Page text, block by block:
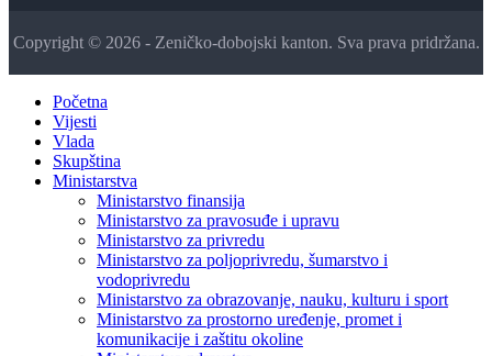
Copyright © 2026 - Zeničko-dobojski kanton. Sva prava pridržana.
Početna
Vijesti
Vlada
Skupština
Ministarstva
Ministarstvo finansija
Ministarstvo za pravosuđe i upravu
Ministarstvo za privredu
Ministarstvo za poljoprivredu, šumarstvo i
vodoprivredu
Ministarstvo za obrazovanje, nauku, kulturu i sport
Ministarstvo za prostorno uređenje, promet i
komunikacije i zaštitu okoline